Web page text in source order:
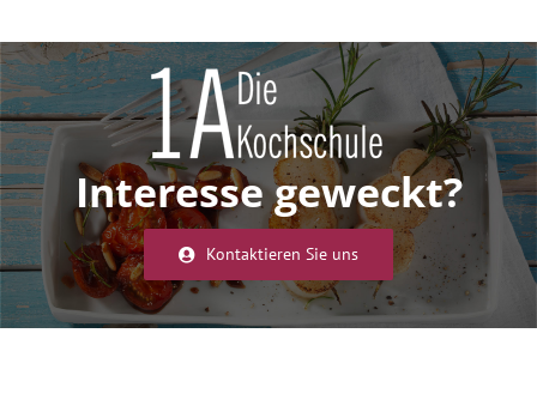
Interesse geweckt?
Kontaktieren Sie uns